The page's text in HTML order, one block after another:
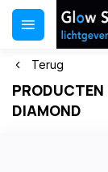
Terug
DIAMOND